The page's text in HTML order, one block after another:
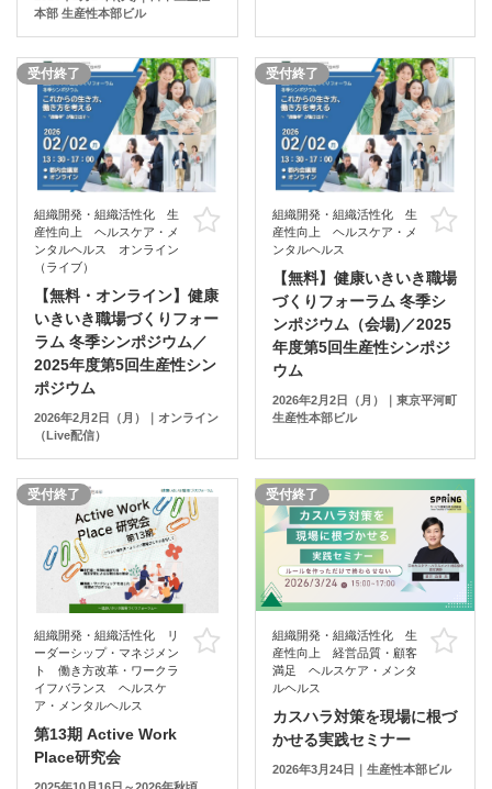
本部 生産性本部ビル
受付終了
組織開発・組織活性化 生
産性向上 ヘルスケア・メ
ンタルヘルス オンライン
（ライブ）
お気に入り
【無料・オンライン】健康
いきいき職場づくりフォー
ラム 冬季シンポジウム／
2025年度第5回生産性シン
ポジウム
2026年2月2日（月）｜オンライン
（Live配信）
受付終了
組織開発・組織活性化 生
産性向上 ヘルスケア・メ
ンタルヘルス
【無料】健康いきいき職場
づくりフォーラム 冬季シ
ンポジウム（会場)／2025
年度第5回生産性シンポジ
ウム
2026年2月2日（月）｜東京平河町
生産性本部ビル
受付終了
組織開発・組織活性化 リ
ーダーシップ・マネジメン
ト 働き方改革・ワークラ
イフバランス ヘルスケ
ア・メンタルヘルス
お気に入り
第13期 Active Work
Place研究会
受付終了
組織開発・組織活性化 生
産性向上 経営品質・顧客
満足 ヘルスケア・メンタ
ルヘルス
カスハラ対策を現場に根づ
かせる実践セミナー
2026年3月24日｜生産性本部ビル